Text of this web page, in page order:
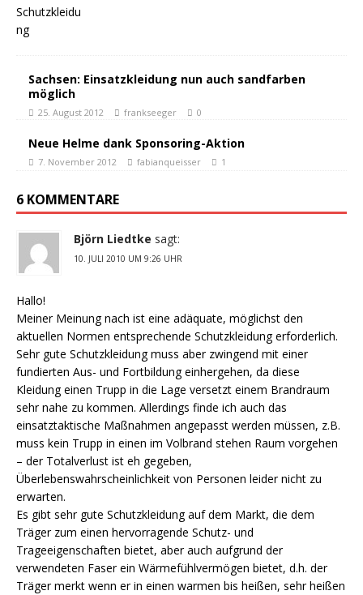
Sachsen: Einsatzkleidung nun auch sandfarben
möglich
25. August 2012 frankseeger 0
Neue Helme dank Sponsoring-Aktion
7. November 2012 fabianqueisser 1
6 KOMMENTARE
Björn Liedtke sagt:
10. JULI 2010 UM 9:26 UHR
Hallo!
Meiner Meinung nach ist eine adäquate, möglichst den
aktuellen Normen entsprechende Schutzkleidung erforderlich.
Sehr gute Schutzkleidung muss aber zwingend mit einer
fundierten Aus- und Fortbildung einhergehen, da diese
Kleidung einen Trupp in die Lage versetzt einem Brandraum
sehr nahe zu kommen. Allerdings finde ich auch das
einsatztaktische Maßnahmen angepasst werden müssen, z.B.
muss kein Trupp in einen im Volbrand stehen Raum vorgehen
– der Totalverlust ist eh gegeben,
Überlebenswahrscheinlichkeit von Personen leider nicht zu
erwarten.
Es gibt sehr gute Schutzkleidung auf dem Markt, die dem
Träger zum einen hervorragende Schutz- und
Trageeigenschaften bietet, aber auch aufgrund der
verwendeten Faser ein Wärmefühlvermögen bietet, d.h. der
Träger merkt wenn er in einen warmen bis heißen, sehr heißen